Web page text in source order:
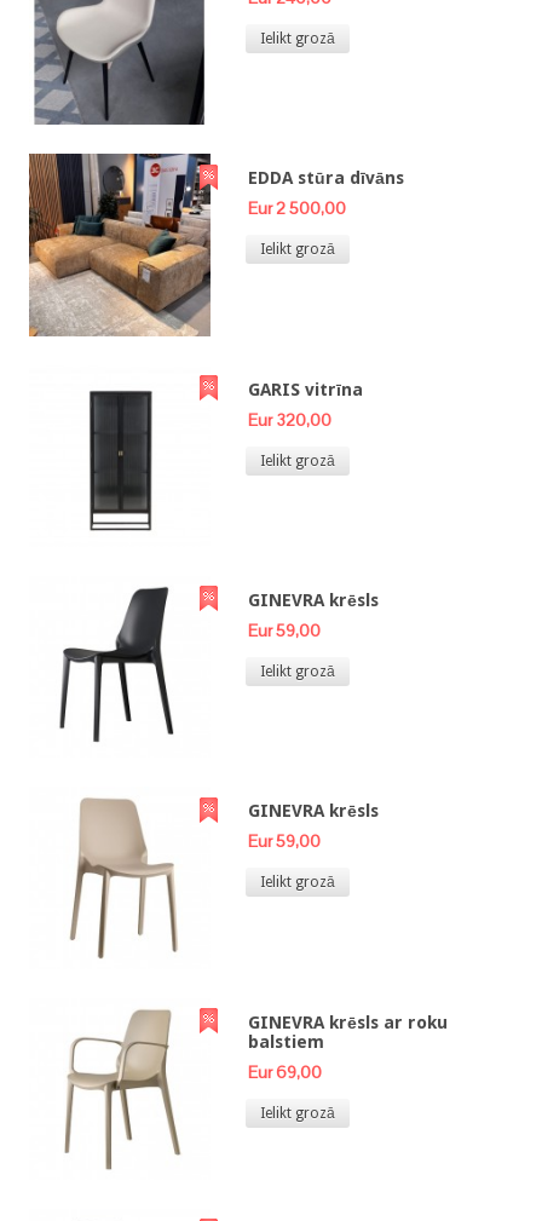
Ielikt grozā
EDDA stūra dīvāns
Eur 2 500,00
Ielikt grozā
GARIS vitrīna
Eur 320,00
Ielikt grozā
GINEVRA krēsls
Eur 59,00
Ielikt grozā
GINEVRA krēsls
Eur 59,00
Ielikt grozā
GINEVRA krēsls ar roku
balstiem
Eur 69,00
Ielikt grozā